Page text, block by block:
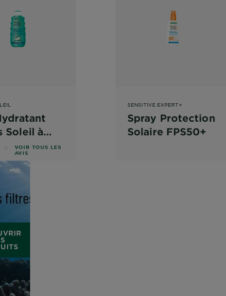
Soleil à
Vera
5 étoiles basé sur les avis
VOIR TOUS LES
AVIS
SENSITIVE EXPERT+
Spray Protection
Solaire FPS50+